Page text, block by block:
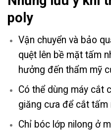
poly
Vận chuyển và bảo
quệt lên bề mặt tấm
hưởng đến thẩm mỹ
Có thể dùng máy cắt
giăng cưa để cắt tấm
Chỉ bóc lớp nilong ở